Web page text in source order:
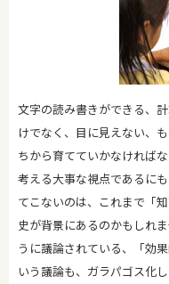
文字の読み書きができる、
けでなく、目に見えない、
ちから育てていかなければ
考える大事な視点であるに
てこないのは、これまで「
史が背景にあるのかもしれ
うに議論されている、「効
いう議論も、ガラパゴス化